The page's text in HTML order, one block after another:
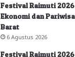
Festival Raimuti
Ekonomi dan
Barat
6 Agustus 2026
Festival Raimuti